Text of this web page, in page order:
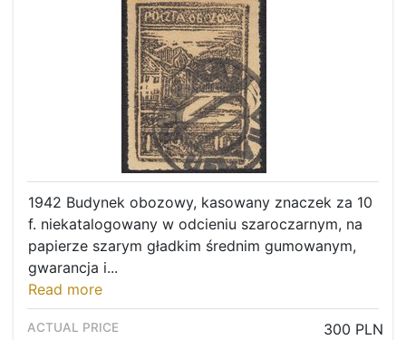
1942 Budynek obozowy, kasowany znaczek za 10
f. niekatalogowany w odcieniu szaroczarnym, na
papierze szarym gładkim średnim gumowanym,
gwarancja i...
Read more
300 PLN